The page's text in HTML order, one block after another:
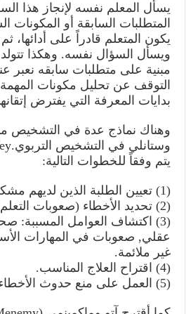
يسأل المعلم نفسه لإنجاز هذا
المتطلبات السابقة أو المكونات
يكون المتعلم قادراً على أدائها،
ويسأل السؤال نفسه. وهكذا
مبنية على متطلبات سابقه نعبر
التوقف عن تحليل مكونات
بدايات المعرفة التي يفترض
وهناك نماذج عدة في التشخيص
يتم وفقاً للخطوات التالية:
(1) تعيين الطلبة الذين لديهم مشكلات.
(2) تحديد الأخطاء (صعوبات التعلم).
(3) اكتشاف العوامل المسببة:
عقلي, صعوبات في المهارات
غير ملائمة.
(4) اقتراح العلاج المناسب.
(5) العمل على منع حدوث الأخطاء.